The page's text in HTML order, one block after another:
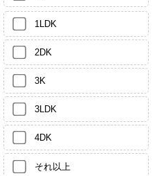
1LDK
2DK
3K
3LDK
4DK
それ以上